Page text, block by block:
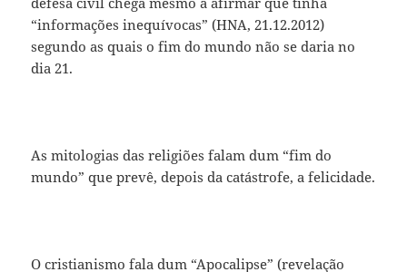
“informações inequívocas” (HNA, 21.12.2012)
segundo as quais o fim do mundo não se daria no
dia 21.
As mitologias das religiões falam dum “fim do
mundo” que prevê, depois da catástrofe, a felicidade.
O cristianismo fala dum “Apocalipse” (revelação